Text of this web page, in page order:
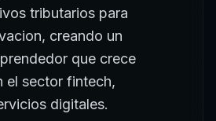
tributarios para
creando un
que crece
el sector fintech,
digitales.